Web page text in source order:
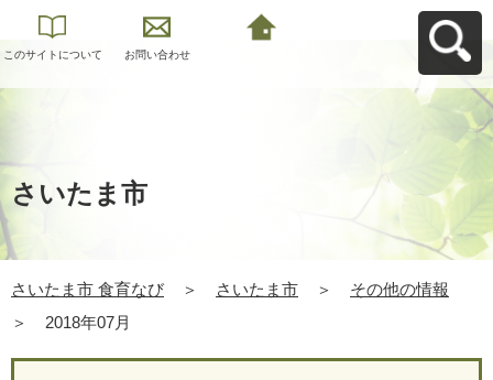
このサイトについて お問い合わせ
さいたま市
さいたま市 食育なび ＞ さいたま市 ＞
その他の情報
＞
2018年07月